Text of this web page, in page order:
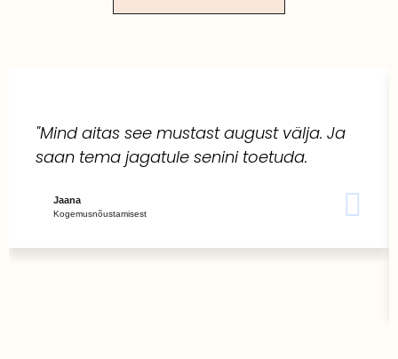
"Mind aitas see mustast august välja. Ja
saan tema jagatule senini toetuda.
Jaana
Kogemusnõustamisest